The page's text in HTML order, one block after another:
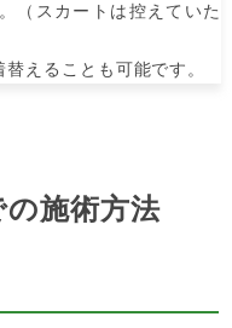
（スカートは控えていた
えることも可能です。
施術方法